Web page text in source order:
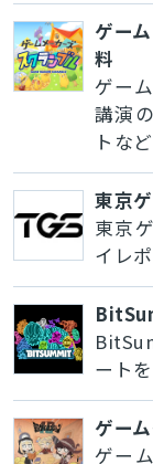
ゲー
料
ゲー
講演
トな
東京
東京
イレ
ート
ゲー
ゲー